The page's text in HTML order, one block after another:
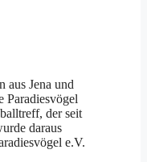
aus Jena und
Paradiesvögel
der seit
daraus
e.V.